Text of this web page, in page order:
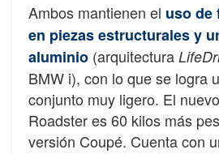
Ambos mantienen el uso de
en piezas estructurales y
aluminio (arquitectura
BMW i), con lo que se logra
conjunto muy ligero. El
Roadster es 60 kilos más
versión Coupé. Cuenta con